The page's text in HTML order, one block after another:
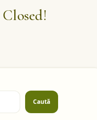
Caută